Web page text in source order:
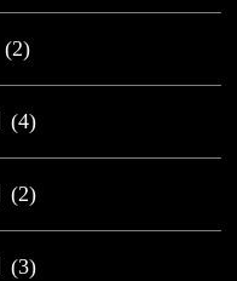
(2)
(4)
(2)
(3)